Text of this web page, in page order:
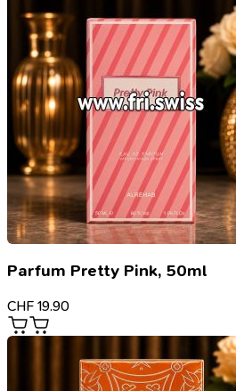
Parfum Pretty Pink, 50ml
CHF 19.90